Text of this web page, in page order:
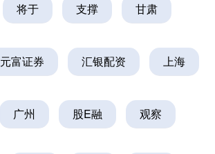
将于 支撑 甘肃
元富证券 汇银配资 上海
广州 股E融 观察